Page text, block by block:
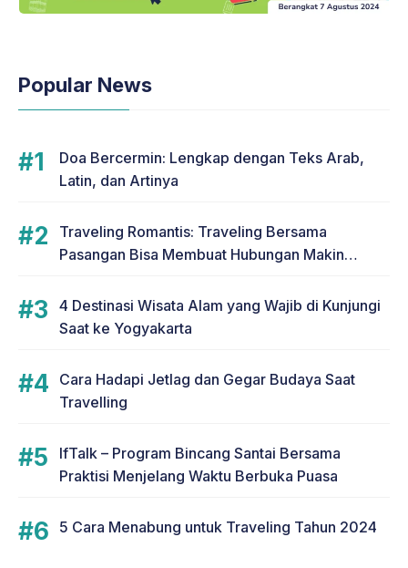
Popular News
Doa Bercermin: Lengkap dengan Teks Arab,
Latin, dan Artinya
Traveling Romantis: Traveling Bersama
Pasangan Bisa Membuat Hubungan Makin
4 Destinasi Wisata Alam yang Wajib di Kunjungi
Saat ke Yogyakarta
Cara Hadapi Jetlag dan Gegar Budaya Saat
Travelling
IfTalk – Program Bincang Santai Bersama
Praktisi Menjelang Waktu Berbuka Puasa
5 Cara Menabung untuk Traveling Tahun 2024